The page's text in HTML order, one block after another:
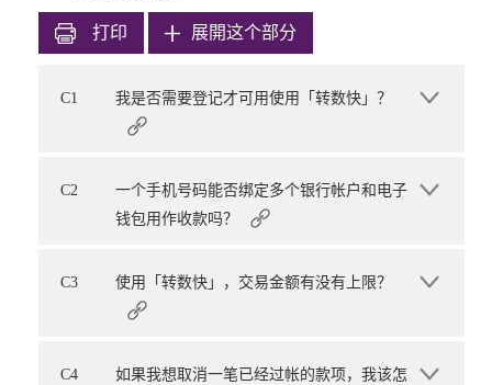
打印 展開这个部分
C1 我是否需要登记才可用使用「转数快」？
C2
一个手机号码能否绑定多个银行帐户和电子
钱包用作收款吗？
C3 使用「转数快」，交易金额有没有上限？
C4
如果我想取消一笔已经过帐的款项，我该怎